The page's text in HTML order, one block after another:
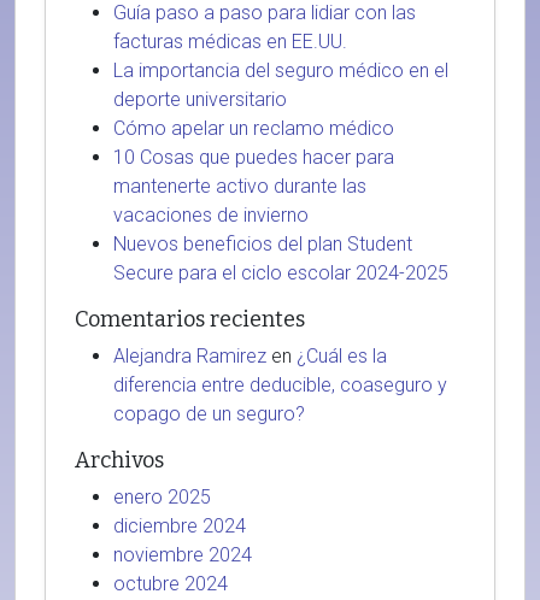
Guía paso a paso para lidiar con las
facturas médicas en EE.UU.
La importancia del seguro médico en el
deporte universitario
Cómo apelar un reclamo médico
10 Cosas que puedes hacer para
mantenerte activo durante las
vacaciones de invierno
Nuevos beneficios del plan Student
Secure para el ciclo escolar 2024-2025
Comentarios recientes
Alejandra Ramirez en ¿Cuál es la
diferencia entre deducible, coaseguro y
copago de un seguro?
Archivos
enero 2025
diciembre 2024
noviembre 2024
octubre 2024